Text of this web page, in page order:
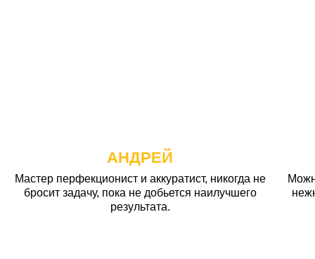
АНДРЕЙ
Мастер перфекционист и аккуратист, никогда не
бросит задачу, пока не добьется наилучшего
результата.